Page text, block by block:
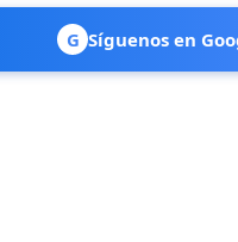
G Síguenos en